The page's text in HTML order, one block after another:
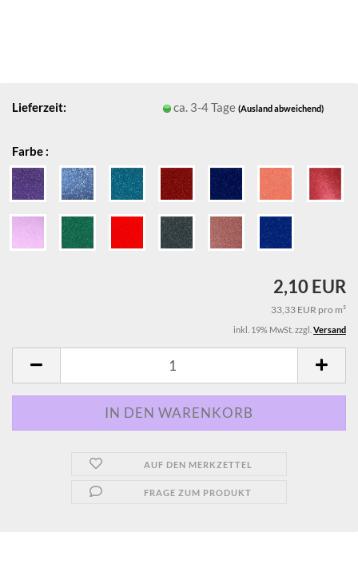
Lieferzeit: ca. 3-4 Tage(Ausland abweichend)
Farbe :
2,10 EUR
33,33 EUR pro m²
inkl. 19% MwSt. zzgl. Versand
AUF DEN MERKZETTEL
FRAGE ZUM PRODUKT